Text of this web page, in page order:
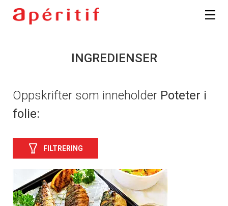
INGREDIENSER
Oppskrifter som inneholder Poteter i
folie:
FILTRERING